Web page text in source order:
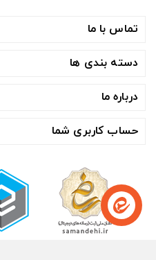
تماس با ما
دسته بندی ها
درباره ما
حساب کاربری شما